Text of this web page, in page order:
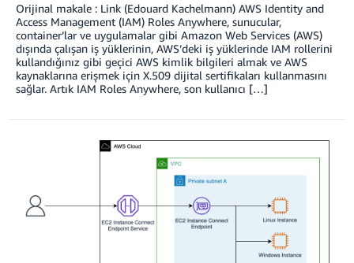
Orijinal makale : Link (Edouard Kachelmann) AWS Identity and
Access Management (IAM) Roles Anywhere, sunucular,
container’lar ve uygulamalar gibi Amazon Web Services (AWS)
dışında çalışan iş yüklerinin, AWS’deki iş yüklerinde IAM rollerini
kullandığınız gibi geçici AWS kimlik bilgileri almak ve AWS
kaynaklarına erişmek için X.509 dijital sertifikaları kullanmasını
sağlar. Artık IAM Roles Anywhere, son kullanıcı […]